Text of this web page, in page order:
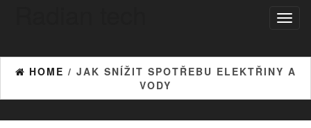
HOME / JAK SNÍŽIT SPOTŘEBU ELEKTŘINY A
VODY